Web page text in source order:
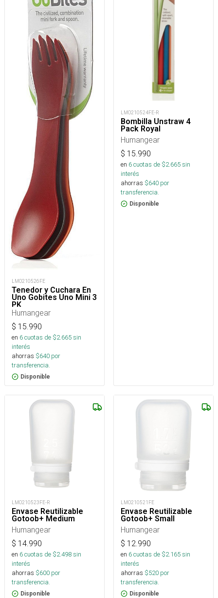
LMO210526FE
Tenedor y Cuchara En
Uno Gobites Uno Mini 3
PK
Humangear
$ 15.990
en 6cuotas de $2.665sin
interés
ahorras $640 por
transferencia.
Disponible
LMO210524FE-R
Bombilla Unstraw 4
Pack Royal
Humangear
$ 15.990
en 6cuotas de $2.665sin
interés
ahorras $640 por
transferencia.
Disponible
LMO210523FE-R
Envase Reutilizable
Gotoob+ Medium
Humangear
$ 14.990
en 6cuotas de $2.498sin
interés
ahorras $600 por
transferencia.
Disponible
LMO210521FE
Envase Reutilizable
Gotoob+ Small
Humangear
$ 12.990
en 6cuotas de $2.165sin
interés
ahorras $520 por
transferencia.
Disponible